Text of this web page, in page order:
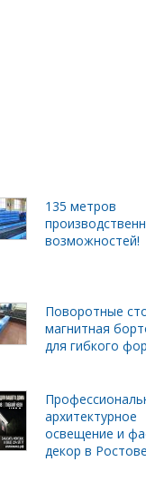
135 метров
возможностей!
Поворотные
магнитная
для гибкого
архитектурное
освещение и
декор в